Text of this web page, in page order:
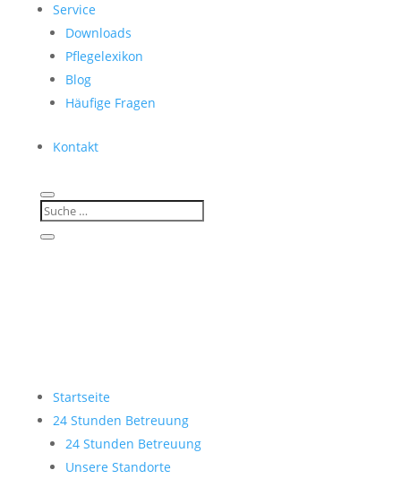
Service
Downloads
Pflegelexikon
Blog
Häufige Fragen
Kontakt
Startseite
24 Stunden Betreuung
24 Stunden Betreuung
Unsere Standorte